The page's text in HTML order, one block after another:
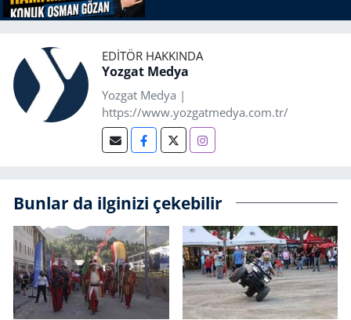
EDITÖR HAKKINDA
Yozgat Medya
Yozgat Medya |
https://www.yozgatmedya.com.tr/
Bunlar da ilginizi çekebilir